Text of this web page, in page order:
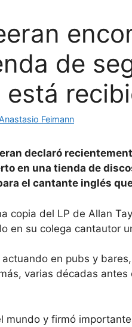
de
Feimann
declaró
en una tienda de
el cantante inglés
copia del LP de Allan
en su colega cantautor
en pubs y
varias décadas
mundo y firmó